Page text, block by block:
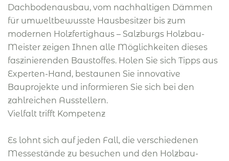
Dachbodenausbau, vom nachhaltigen Dämmen
für umweltbewusste Hausbesitzer bis zum
modernen Holzfertighaus – Salzburgs Holzbau-
Meister zeigen Ihnen alle Möglichkeiten dieses
faszinierenden Baustoffes. Holen Sie sich Tipps aus
Experten-Hand, bestaunen Sie innovative
Bauprojekte und informieren Sie sich bei den
zahlreichen Ausstellern.
Vielfalt trifft Kompetenz
Es lohnt sich auf jeden Fall, die verschiedenen
Messestände zu besuchen und den Holzbau-